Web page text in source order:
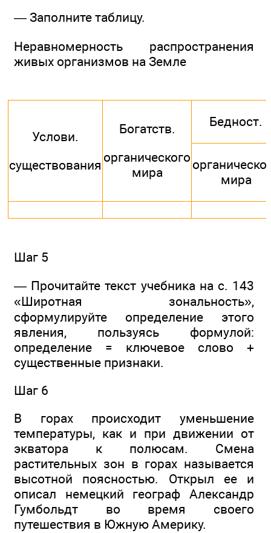
— Заполните таблицу.
Неравномерность распространения
живых организмов на Земле
Услови.
существования
Богатств.
органического
мира
Бедност.
мира
Шаг 5
— Прочитайте текст учебника на с. 143
«Широтная зональность»,
сформулируйте определение этого
явления, пользуясь формулой:
определение = ключевое слово +
существенные признаки.
Шаг 6
В горах происходит уменьшение
температуры, как и при движении от
экватора к полюсам. Смена
растительных зон в горах называется
высотной поясностью. Открыл ее и
описал немецкий географ Александр
Гумбольдт во время своего
путешествия в Южную Америку.